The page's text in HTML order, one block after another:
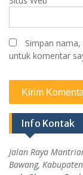
Simpan
untuk komentar
Info Kontak
Jalan Raya
Bawang,